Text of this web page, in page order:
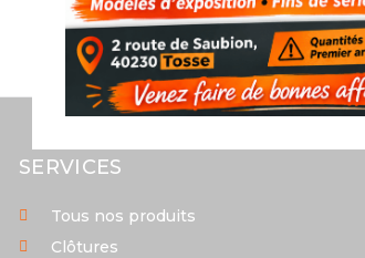
SERVICES
Tous nos produits
Clôtures